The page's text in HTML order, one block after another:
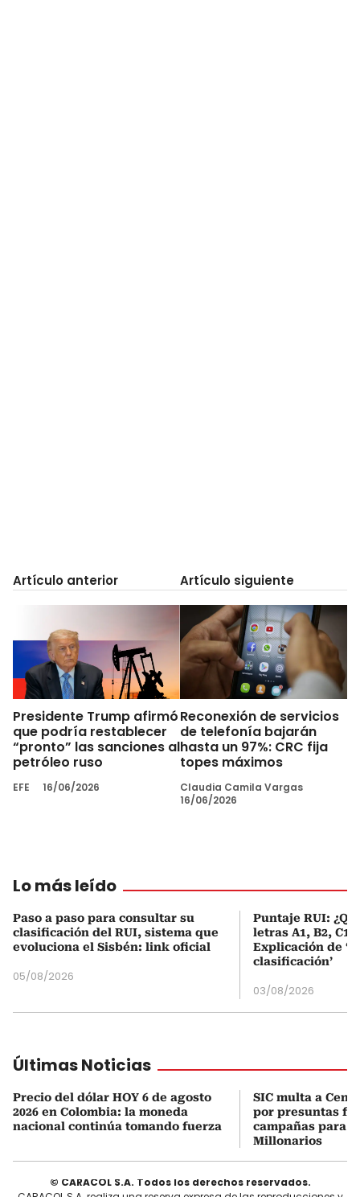
Artículo anterior
Presidente Trump afirmó
que podría restablecer
“pronto” las sanciones al
petróleo ruso
EFE 16/06/2026
Artículo siguiente
Reconexión de servicios
de telefonía bajarán
hasta un 97%: CRC fija
topes máximos
Claudia Camila Vargas
16/06/2026
Lo más leído
Paso a paso para consultar su
clasificación del RUI, sistema que
evoluciona el Sisbén: link oficial
05/08/2026
Puntaje RUI:
letras A1, B2, C1
Explicación de
clasificación’
03/08/2026
Últimas Noticias
Precio del dólar HOY 6 de agosto
2026 en Colombia: la moneda
nacional continúa tomando fuerza
SIC multa a
por presuntas
campañas para
Millonarios
© CARACOL S.A. Todos los derechos reservados.